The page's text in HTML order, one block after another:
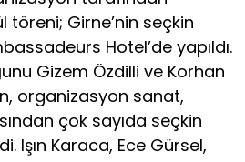
töreni; Girne’nin seçkin
Hotel’de yapıldı.
Gizem Özdilli ve Korhan
organizasyon sanat,
çok sayıda seçkin
Işın Karaca, Ece Gürsel,